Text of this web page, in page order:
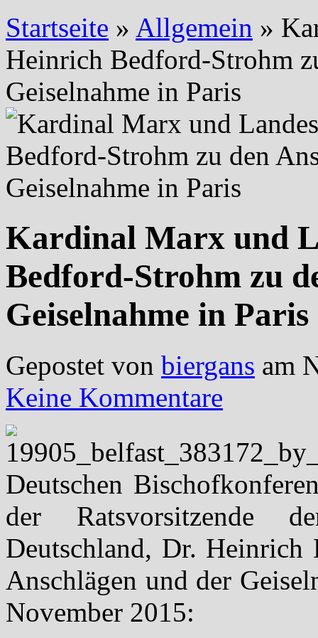
Startseite » Allgemein »
Heinrich Bedford-Strohm
Geiselnahme in Paris
Kardinal Marx und
Bedford-Strohm zu
Geiselnahme in Paris
Gepostet von biergans am
Keine Kommentare
Deutschen
der Ratsvorsitzende
Deutschland, Dr. Heinrich
Anschlägen und der
November 2015: